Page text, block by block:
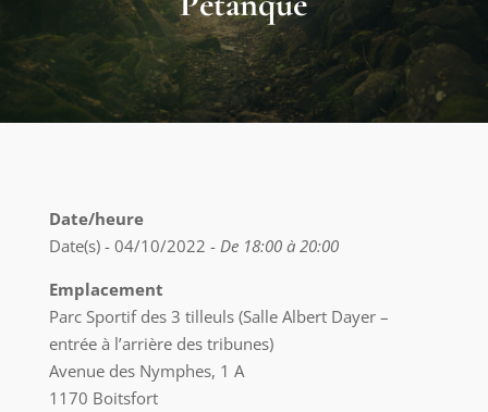
Date/heure
Date(s) - 04/10/2022 - De 18:00 à 20:00
Emplacement
Parc Sportif des 3 tilleuls (Salle Albert Dayer –
entrée à l’arrière des tribunes)
Avenue des Nymphes, 1 A
1170 Boitsfort